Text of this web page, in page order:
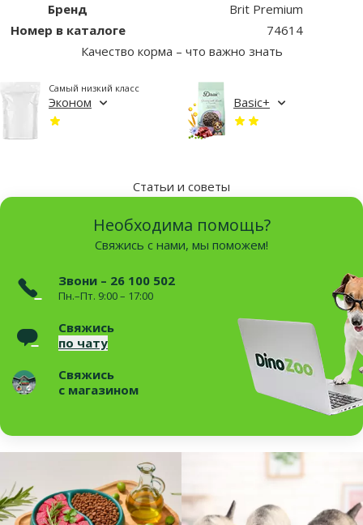
Бренд
Brit Premium
Номер в каталоге
74614
Качество корма – что важно знать
Эконом
Самый низкий класс
Basic+
Статьи и советы
Необходима помощь?
Свяжись с нами, мы поможем!
Звони – 26 100 502
Пн.–Пт. 9:00 – 17:00
Свяжись
по чату
Свяжись
с магазином